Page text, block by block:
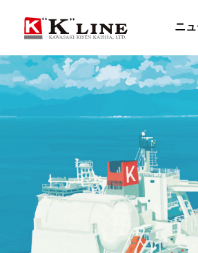
ニ
事業紹介
ドライバルク船事業
物流事業
ターミナル事業
株主・投資家情報
IRライブラリ
免責事項
IRメール配信サ
サステナビリティ
“K”
サステナビリティレポート/
企業情報
社長ごあいさつ
採用情報
陸上職・海上職 新卒採用情
川崎汽船グループ 採用情報